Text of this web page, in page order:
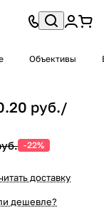
Объективы
руб./
-22%
доставку
дешевле?